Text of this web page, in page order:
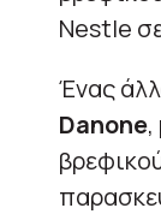
Nestle
Ένας
Danone,